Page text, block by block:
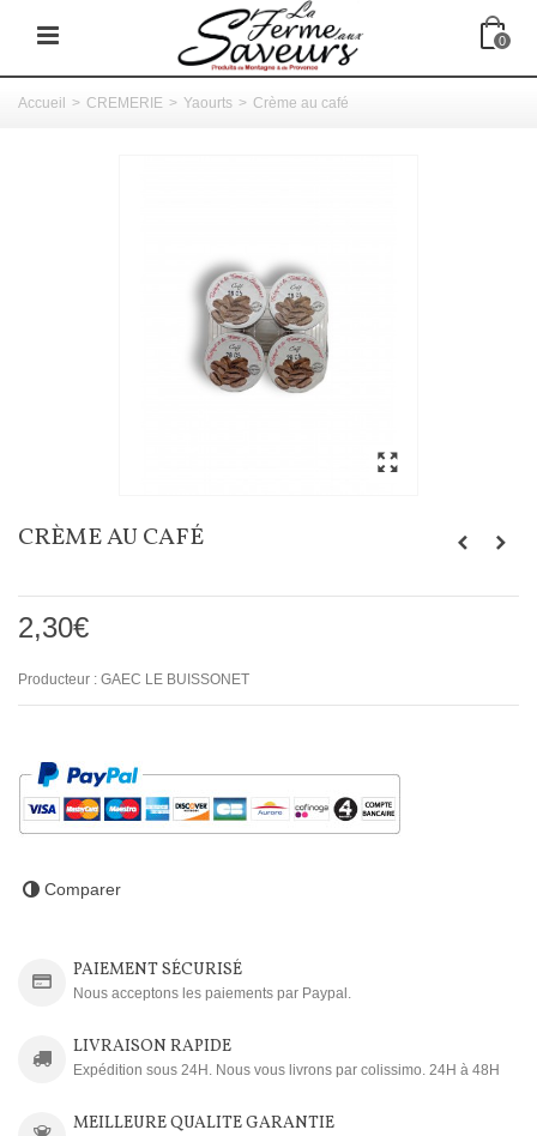
0
Accueil > CREMERIE > Yaourts > Crème au café
CRÈME AU CAFÉ
2,30€
Producteur : GAEC LE BUISSONET
Comparer
PAIEMENT SÉCURISÉ
Nous acceptons les paiements par Paypal.
LIVRAISON RAPIDE
Expédition sous 24H. Nous vous livrons par colissimo. 24H à 48H
MEILLEURE QUALITE GARANTIE